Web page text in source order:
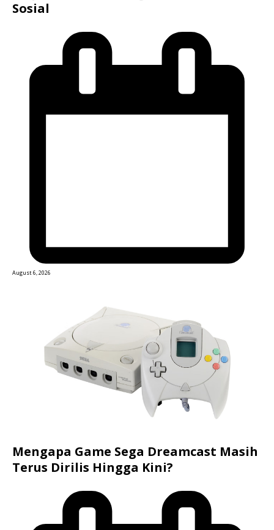
Sosial
August 6, 2026
Mengapa Game Sega Dreamcast Masih
Terus Dirilis Hingga Kini?